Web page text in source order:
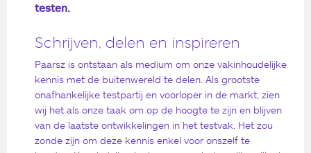
testen.
Schrijven, delen en inspireren
Paarsz is ontstaan als medium om onze vakinhoudelijke
kennis met de buitenwereld te delen. Als grootste
onafhankelijke testpartij en voorloper in de markt, zien
wij het als onze taak om op de hoogte te zijn en blijven
van de laatste ontwikkelingen in het testvak. Het zou
zonde zijn om deze kennis enkel voor onszelf te